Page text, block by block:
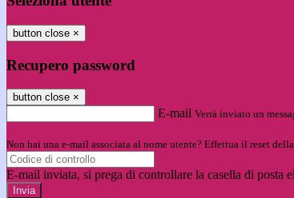
button close ×
Recupero password
button close ×
E-mail Verrà inviato un
Non hai una e-mail associata al nome utente? Effettua il reset
E-mail inviata, si prega di controllare la casella di posta